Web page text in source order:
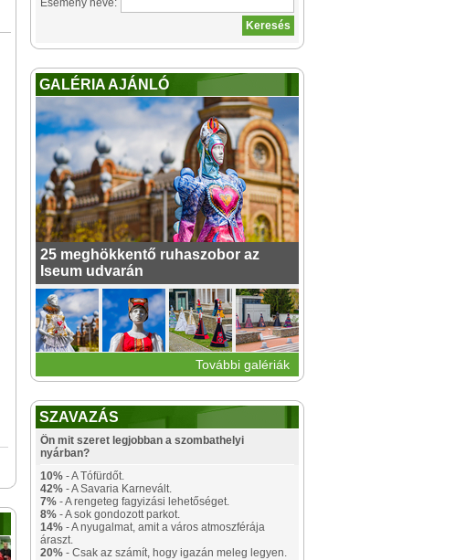
Esemény neve:
GALÉRIA AJÁNLÓ
25 meghökkentő ruhaszobor az
Iseum udvarán
További galériák
SZAVAZÁS
Ön mit szeret legjobban a szombathelyi
nyárban?
10% - A Tófürdőt.
42% - A Savaria Karnevált.
7% - A rengeteg fagyizási lehetőséget.
8% - A sok gondozott parkot.
14% - A nyugalmat, amit a város atmoszférája
áraszt.
20% - Csak az számít, hogy igazán meleg legyen.